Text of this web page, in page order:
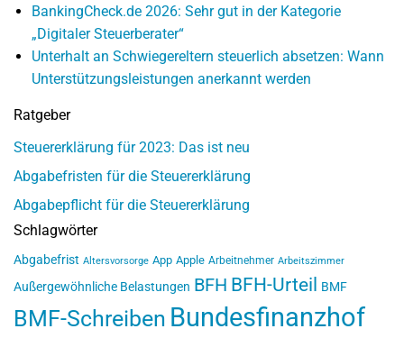
BankingCheck.de 2026: Sehr gut in der Kategorie
„Digitaler Steuerberater“
Unterhalt an Schwiegereltern steuerlich absetzen: Wann
Unterstützungsleistungen anerkannt werden
Ratgeber
Steuererklärung für 2023: Das ist neu
Abgabefristen für die Steuererklärung
Abgabepflicht für die Steuererklärung
Schlagwörter
Abgabefrist Altersvorsorge App Apple Arbeitnehmer Arbeitszimmer
Außergewöhnliche Belastungen BFH BFH-Urteil BMF
BMF-Schreiben Bundesfinanzhof